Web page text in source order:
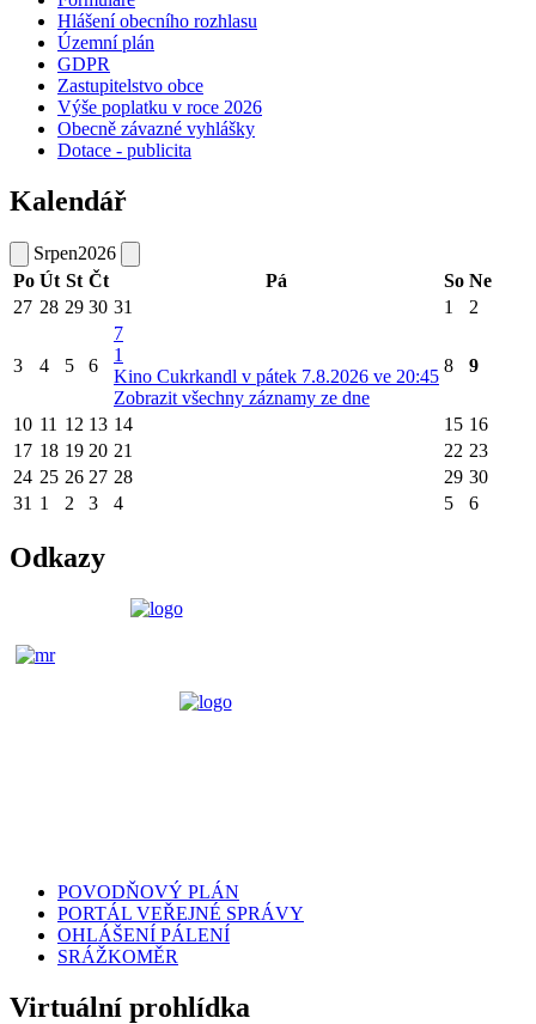
Hlášení obecního rozhlasu
Územní plán
GDPR
Zastupitelstvo obce
Výše poplatku v roce 2026
Obecně závazné vyhlášky
Dotace - publicita
Kalendář
Srpen2026
Po Út St Čt Pá So Ne
27 28 29 30 31 1 2
3 4 5 6
7
1
Kino Cukrkandl v pátek 7.8.2026 ve 20:45
Zobrazit všechny záznamy ze dne
8 9
10 11 12 13 14 15 16
17 18 19 20 21 22 23
24 25 26 27 28 29 30
31 1 2 3 4 5 6
Odkazy
POVODŇOVÝ PLÁN
PORTÁL VEŘEJNÉ SPRÁVY
OHLÁŠENÍ PÁLENÍ
SRÁŽKOMĚR
Virtuální prohlídka